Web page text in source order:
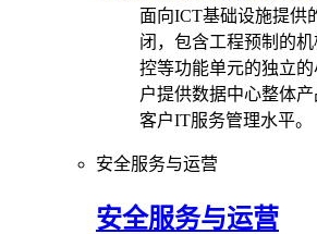
面向ICT基础设施提供
闭，包含工程预制的
控等功能单元的独立
户提供数据中心整体
客户IT服务管理水平。
安全服务与运营
安全服务与运营